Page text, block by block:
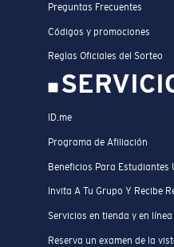
Preguntas Frecuentes
Códigos y promociones
Reglas Oficiales del Sorteo
ID.me
Programa de Afiliación
Beneficios Para Estudiantes
Invita A Tu Grupo Y Recibe
Servicios en tienda y en línea
Reserva un examen de la